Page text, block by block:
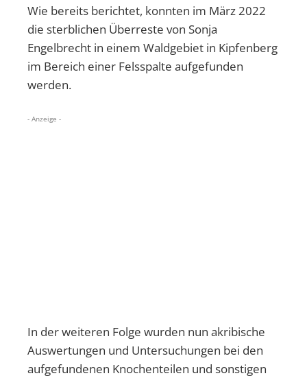
Wie bereits berichtet, konnten im März 2022
die sterblichen Überreste von Sonja
Engelbrecht in einem Waldgebiet in Kipfenberg
im Bereich einer Felsspalte aufgefunden
werden.
- Anzeige -
In der weiteren Folge wurden nun akribische
Auswertungen und Untersuchungen bei den
aufgefundenen Knochenteilen und sonstigen